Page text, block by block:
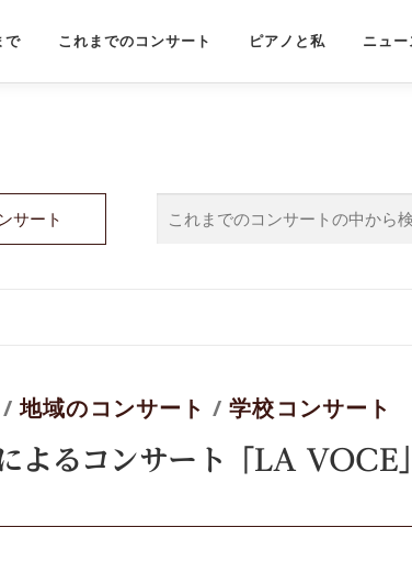
で これまでのコンサート ピアノと私 ニュー
サート
/地域のコンサート /学校コンサート
よるコンサート「LA VOCE